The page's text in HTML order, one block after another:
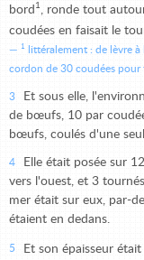
bord 1 , ronde tout
coudées en faisait le
1 littéralement : de lèvre à
cordon de 30 coudées pour
3
Et sous elle,
de bœufs, 10 par
bœufs, coulés d'une
4
Elle était posée sur
vers l'ouest, et 3
mer était sur eux, par-
étaient en dedans.
5 Et son épaisseur